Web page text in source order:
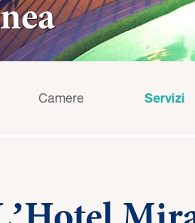
Camere Servizi